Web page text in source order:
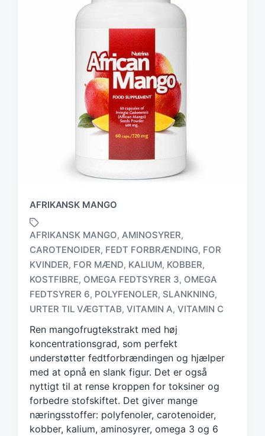
AFRIKANSK MANGO
a
g
g
d
w
i
t
h
AFRIKANSK MANGO, AMINOSYRER,
CAROTENOIDER, FEDT FORBRÆNDING, FOR
KVINDER, FOR MÆND, KALIUM, KOBBER,
KOSTFIBRE, OMEGA FEDTSYRER 3, OMEGA
FEDTSYRER 6, POLYFENOLER, SLANKNING,
URTER TIL VÆGTTAB, VITAMIN A, VITAMIN C
Ren mangofrugtekstrakt med høj
koncentrationsgrad, som perfekt
understøtter fedtforbrændingen og hjælper
med at opnå en slank figur. Det er også
nyttigt til at rense kroppen for toksiner og
forbedre stofskiftet. Det giver mange
næringsstoffer: polyfenoler, carotenoider,
kobber, kalium, aminosyrer, omega 3 og 6